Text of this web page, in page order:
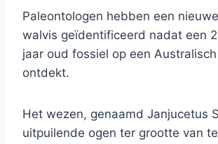
Paleontologen hebben een
walvis geïdentificeerd nadat een
jaar oud fossiel op een
ontdekt.
Het wezen, genaamd Janjucetus
uitpuilende ogen ter grootte van